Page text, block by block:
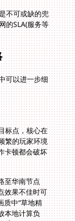
不可或缺的兜
节可在用户社群或产品官网的SLA(服务等
可以进一步细
标点，核心在
这款生存游戏特别依赖频繁的玩家环境
建造、采集），任何操作卡顿都会破坏
至华南节点
果不佳时可
中“草地精
本地计算负